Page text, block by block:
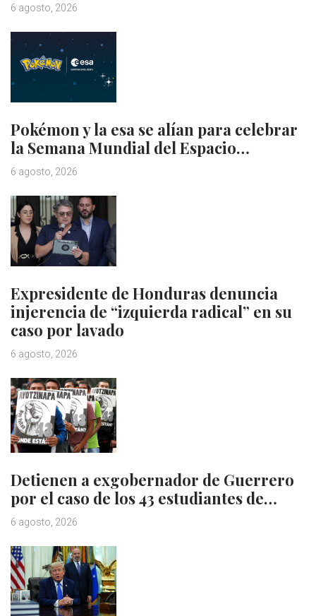
6 agosto, 2026
Pokémon y la esa se alían para celebrar
la Semana Mundial del Espacio…
6 agosto, 2026
Expresidente de Honduras denuncia
injerencia de “izquierda radical” en su
caso por lavado
6 agosto, 2026
Detienen a exgobernador de Guerrero
por el caso de los 43 estudiantes de…
6 agosto, 2026